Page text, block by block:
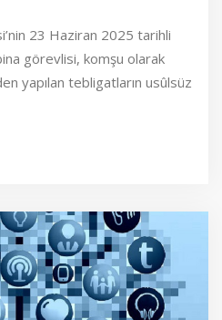
23 Haziran 2025 tarihli
görevlisi, komşu olarak
yapılan tebligatların usûlsüz